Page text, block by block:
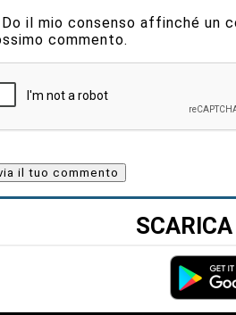
Do il mio consenso affinché un
commento.